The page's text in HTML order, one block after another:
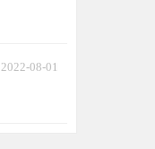
2022-08-01